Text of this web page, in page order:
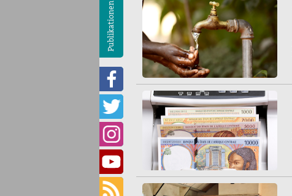
Publikationen